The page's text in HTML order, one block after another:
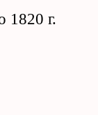
1820 г.